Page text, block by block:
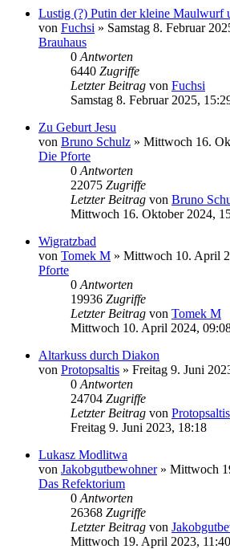
Lustig (?) Putin der kleine Maulwurf
von Fuchsi » Samstag 8. Februar
Brauhaus
0 Antworten
6440 Zugriffe
Letzter Beitrag von Fuchsi
Samstag 8. Februar 2025,
Zu Geburt Jesu
von Bruno Schulz » Mittwoch 16.
Die Pforte
0 Antworten
22075 Zugriffe
Letzter Beitrag von Bruno
Mittwoch 16. Oktober 2024,
Wigratzbad
von Tomek M » Mittwoch 10. April
Pforte
0 Antworten
19936 Zugriffe
Letzter Beitrag von Tomek M
Mittwoch 10. April 2024,
Altarkuss durch Diakon
von Protopsaltis » Freitag 9. Juni
0 Antworten
24704 Zugriffe
Letzter Beitrag von Protopsaltis
Freitag 9. Juni 2023, 18:18
Lukasz Modlitwa
von Jakobgutbewohner» Mittwoch
Das Refektorium
0 Antworten
26368 Zugriffe
Letzter Beitrag von
Mittwoch 19. April 2023, 11:40